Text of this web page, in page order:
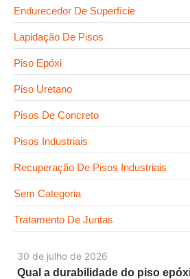
30 de julho de 2026
Qual a durabilidade do piso
Endurecedor De Superfície
Lapidação De Pisos
Piso Epóxi
Piso Uretano
Pisos De Concreto
Pisos Industriais
Recuperação De Pisos Industriais
Sem Categoria
Tratamento De Juntas